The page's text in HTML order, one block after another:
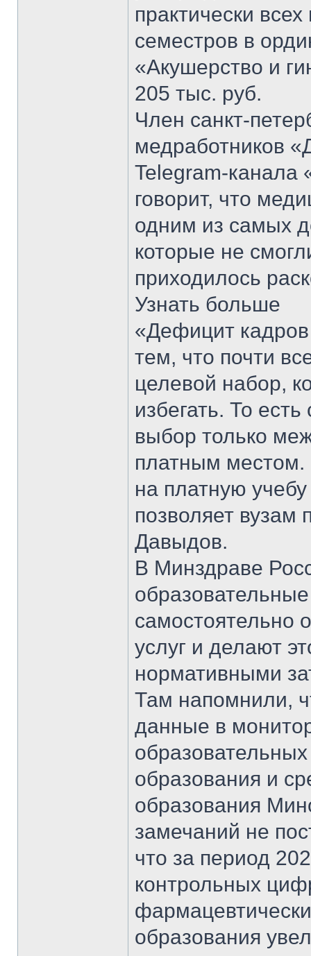
практически
семестров в
«Акушерство и
205 тыс. руб.
Член санкт-
медработников
Telegram-
говорит, что
одним из самых
которые не
приходилось
Узнать больше
«Дефицит кадров
тем, что почти
целевой набор,
избегать. То
выбор только
платным местом.
на платную
позволяет вузам
Давыдов.
В Минздраве
самостоятельно
услуг и делают
нормативными
Там напомнили,
данные в
образования и
образования
замечаний не
что за период
контрольных
образования